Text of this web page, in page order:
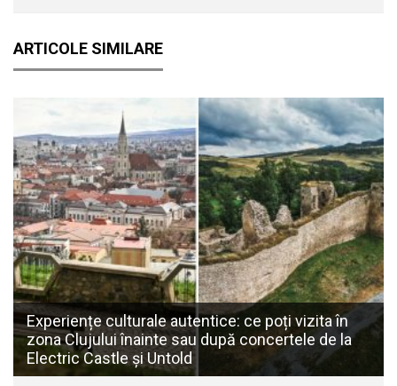
ARTICOLE SIMILARE
Experiențe culturale autentice: ce poți vizita în
zona Clujului înainte sau după concertele de la
Electric Castle și Untold